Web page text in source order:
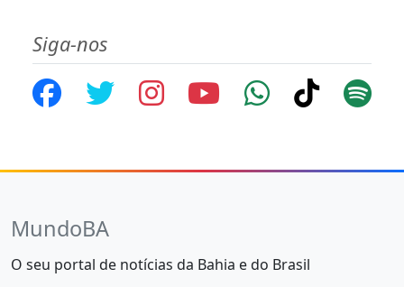
Siga-nos
MundoBA
O seu portal de notícias da Bahia e do Brasil